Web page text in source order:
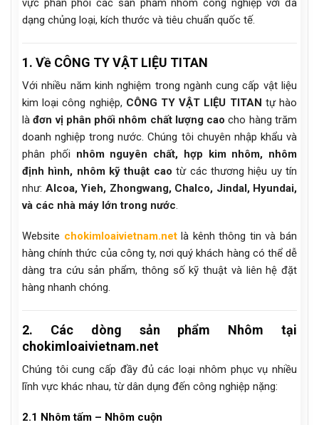
vực phân phối các sản phẩm nhôm công nghiệp với đa
dạng chủng loại, kích thước và tiêu chuẩn quốc tế.
1. Về CÔNG TY VẬT LIỆU TITAN
Với nhiều năm kinh nghiệm trong ngành cung cấp vật liệu
kim loại công nghiệp, CÔNG TY VẬT LIỆU TITAN tự hào
làđơn vị phân phối nhôm chất lượng cao cho hàng trăm
doanh nghiệp trong nước. Chúng tôi chuyên nhập khẩu và
phân phối nhôm nguyên chất, hợp kim nhôm, nhôm
định hình, nhôm kỹ thuật cao từ các thương hiệu uy tín
như: Alcoa, Yieh, Zhongwang, Chalco, Jindal, Hyundai,
và các nhà máy lớn trong nước
Website chokimloaivietnam.netlà kênh thông tin và bán
hàng chính thức của công ty, nơi quý khách hàng có thể dễ
dàng tra cứu sản phẩm, thông số kỹ thuật và liên hệ đặt
hàng nhanh chóng.
2. Các dòng sản phẩm Nhôm tại
chokimloaivietnam.net
Chúng tôi cung cấp đầy đủ các loại nhôm phục vụ nhiều
lĩnh vực khác nhau, từ dân dụng đến công nghiệp nặng:
2.1 Nhôm tấm – Nhôm cuộn